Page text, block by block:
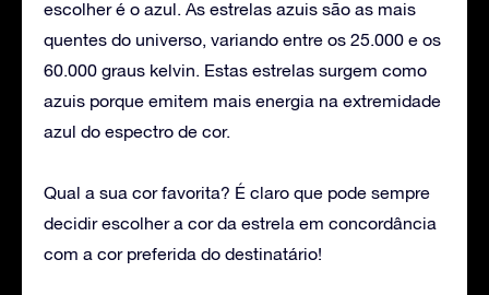
escolher é o azul. As estrelas azuis são as mais
quentes do universo, variando entre os 25.000 e os
60.000 graus kelvin. Estas estrelas surgem como
azuis porque emitem mais energia na extremidade
azul do espectro de cor.
Qual a sua cor favorita? É claro que pode sempre
decidir escolher a cor da estrela em concordância
com a cor preferida do destinatário!